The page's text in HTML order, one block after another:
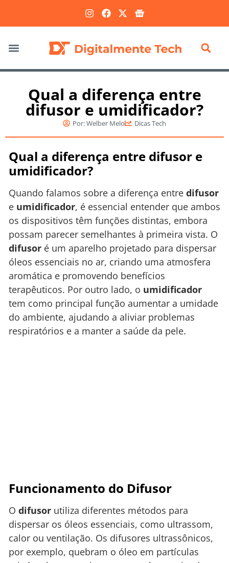
Qual a diferença entre
difusor e umidificador?
Por:Welber Melo Dicas Tech
Qual a diferença entre difusor e
umidificador?
Quando falamos sobre a diferença entre difusor
e umidificador, é essencial entender que ambos
os dispositivos têm funções distintas, embora
possam parecer semelhantes à primeira vista. O
difusor é um aparelho projetado para dispersar
óleos essenciais no ar, criando uma atmosfera
aromática e promovendo benefícios
terapêuticos. Por outro lado, o umidificador
tem como principal função aumentar a umidade
do ambiente, ajudando a aliviar problemas
respiratórios e a manter a saúde da pele.
Funcionamento do Difusor
O difusor utiliza diferentes métodos para
dispersar os óleos essenciais, como ultrassom,
calor ou ventilação. Os difusores ultrassônicos,
por exemplo, quebram o óleo em partículas